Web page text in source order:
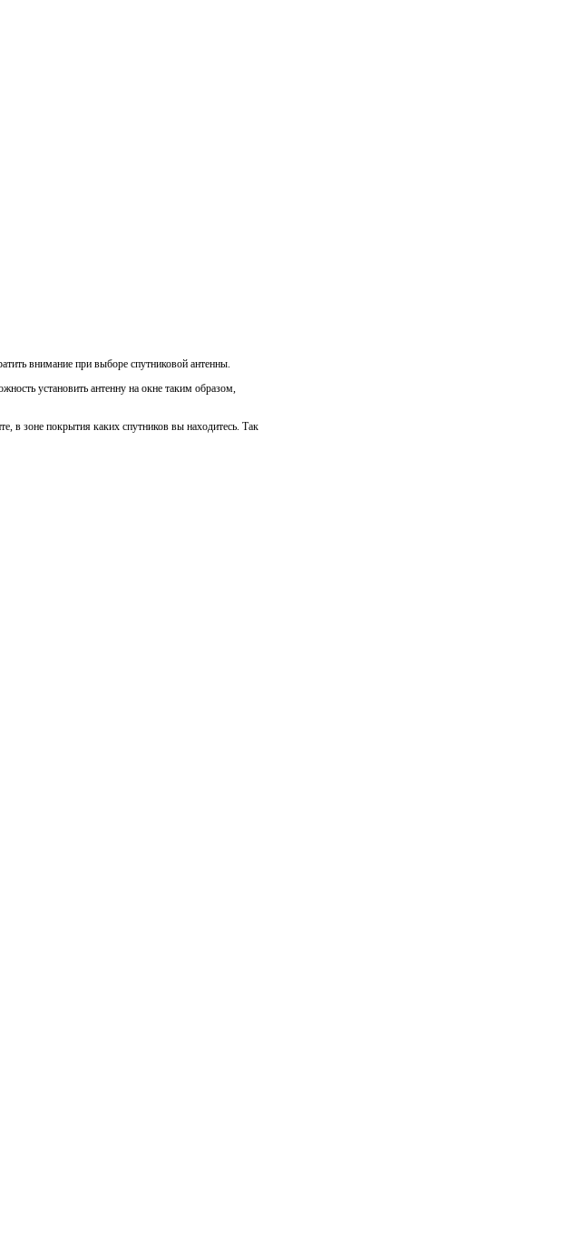
внимание при выборе спутниковой антенны.
установить антенну на окне таким образом,
в зоне покрытия каких спутников вы находитесь. Так